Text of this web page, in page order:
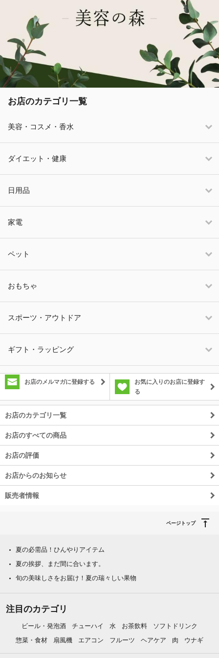
お店のカテゴリ一覧
美容・コスメ・香水
ダイエット・健康
日用品
家電
ペット
おもちゃ
スポーツ・アウトドア
ギフト・ラッピング
お店のメルマガに登録する
お気に入りのお店に登録す
る
お店のカテゴリ一覧
お店のすべての商品
お店の評価
お店からのお知らせ
販売者情報
ページトップ
夏の必需品！ひんやりアイテム
夏の挨拶、まだ間に合います。
旬の美味しさをお届け！夏の瑞々しい果物
注目のカテゴリ
ビール・発泡酒 チューハイ 水 お茶飲料
ソフトドリンク
惣菜・食材
扇風機 エアコン フルーツ ヘアケア 肉 ウナギ